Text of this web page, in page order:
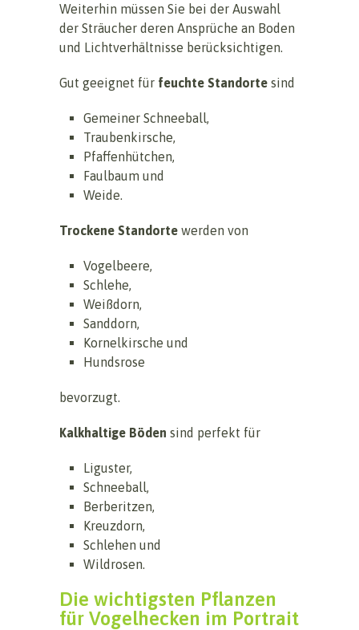
Weiterhin müssen Sie bei der Auswahl
der Sträucher deren Ansprüche an Boden
und Lichtverhältnisse berücksichtigen.
Gut geeignet für feuchte Standorte sind
Gemeiner Schneeball,
Traubenkirsche,
Pfaffenhütchen,
Faulbaum und
Weide.
Trockene Standorte werden von
Vogelbeere,
Schlehe,
Weißdorn,
Sanddorn,
Kornelkirsche und
Hundsrose
bevorzugt.
Kalkhaltige Böden sind perfekt für
Liguster,
Schneeball,
Berberitzen,
Kreuzdorn,
Schlehen und
Wildrosen.
Die wichtigsten Pflanzen
für Vogelhecken im Portrait